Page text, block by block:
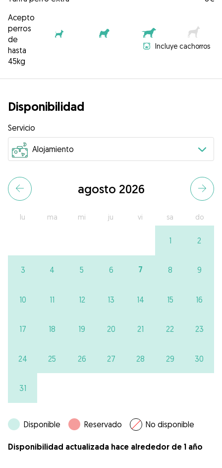
Acepto
perros
de
hasta
45kg
Incluye cachorros
Disponibilidad
Servicio
agosto 2026
lu ma mi ju vi sa do
1 2
3 4 5 6 7 8 9
10 11 12 13 14 15 16
17 18 19 20 21 22 23
24 25 26 27 28 29 30
31
Disponible Reservado No disponible
Disponibilidad actualizada hace alrededor de 1 año